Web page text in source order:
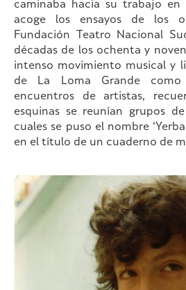
caminaba hacia su trabajo en
acoge los ensayos de los
Fundación Teatro Nacional
décadas de los ochenta y
intenso movimiento musical y
de La Loma Grande como
encuentros de artistas,
esquinas se reunían grupos
cuales se puso el nombre
en el título de un cuaderno de